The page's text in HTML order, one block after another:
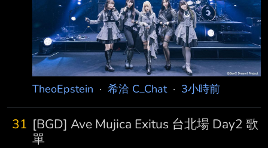
佐佐木小姐這樣拍就是神。 繼開頭的「ようこ
そave mujicaの世界へ」。 最後謝幕的時候，先
是五人謝幕，台下包括我在內大家都在喊「あり
がとう！」 李子轉頭看了每一個團員，每個人
都點頭，確認過眼神
TheoEpstein · 希洽 C_Chat· 3小時前
31 [BGD] Ave Mujica Exitus 台北場 Day2 歌
單